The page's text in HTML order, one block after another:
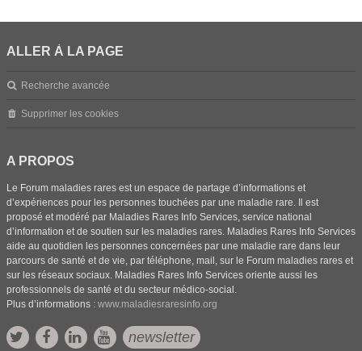
ALLER À LA PAGE
Recherche avancée
Supprimer les cookies
A PROPOS
Le Forum maladies rares est un espace de partage d’informations et
d’expériences pour les personnes touchées par une maladie rare. Il est
proposé et modéré par Maladies Rares Info Services, service national
d’information et de soutien sur les maladies rares. Maladies Rares Info Services
aide au quotidien les personnes concernées par une maladie rare dans leur
parcours de santé et de vie, par téléphone, mail, sur le Forum maladies rares et
sur les réseaux sociaux. Maladies Rares Info Services oriente aussi les
professionnels de santé et du secteur médico-social.
Plus d’informations : www.maladiesraresinfo.org
newsletter